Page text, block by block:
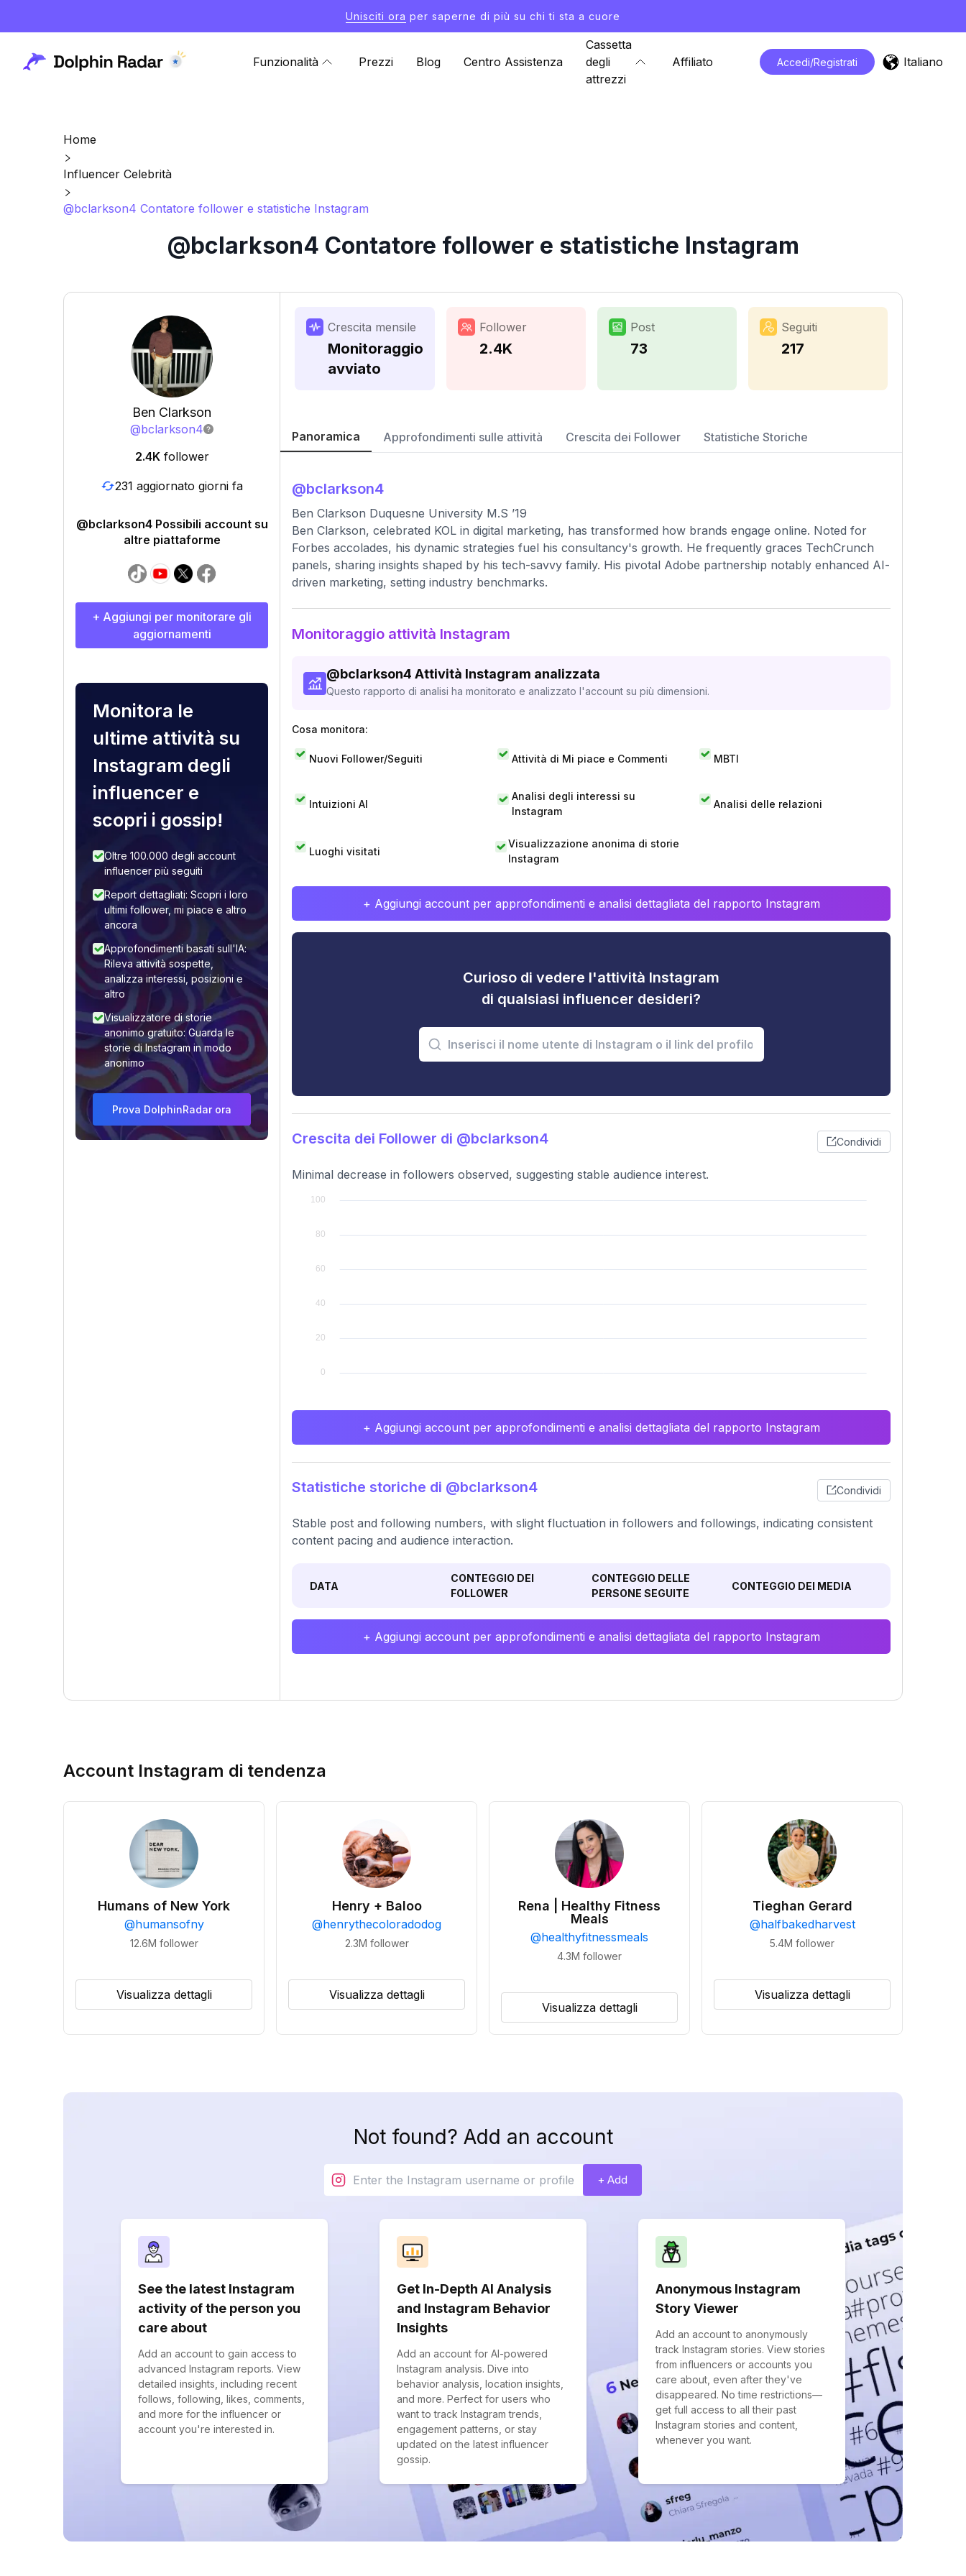
Unisciti ora per saperne di più su chi ti sta a cuore
Funzionalità Prezzi Blog Centro Assistenza
Cassetta
degli
attrezzi
Affiliato Accedi/Registrati Italiano
Home
Influencer Celebrità
@bclarkson4 Contatore follower e statistiche Instagram
@bclarkson4 Contatore follower e statistiche Instagram
Ben Clarkson
@bclarkson4
2.4K follower
231 aggiornato giorni fa
@bclarkson4 Possibili account su
altre piattaforme
+ Aggiungi per monitorare gli
aggiornamenti
Monitora le
ultime attività su
Instagram degli
influencer e
scopri i gossip!
Oltre 100.000 degli account
influencer più seguiti
Report dettagliati: Scopri i loro
ultimi follower, mi piace e altro
ancora
Approfondimenti basati sull'IA:
Rileva attività sospette,
analizza interessi, posizioni e
altro
Visualizzatore di storie
anonimo gratuito: Guarda le
storie di Instagram in modo
anonimo
Prova DolphinRadar ora
Crescita mensile
Monitoraggio
avviato
Follower
2.4K
Post
73
Seguiti
217
Panoramica Approfondimenti sulle attività Crescita dei Follower Statistiche Storiche
@bclarkson4
Ben Clarkson Duquesne University M.S ’19
Ben Clarkson, celebrated KOL in digital marketing, has transformed how brands engage online. Noted for
Forbes accolades, his dynamic strategies fuel his consultancy's growth. He frequently graces TechCrunch
panels, sharing insights shaped by his tech-savvy family. His pivotal Adobe partnership notably enhanced AI-
driven marketing, setting industry benchmarks.
Monitoraggio attività Instagram
@bclarkson4 Attività Instagram analizzata
Questo rapporto di analisi ha monitorato e analizzato l'account su più dimensioni.
Cosa monitora:
Nuovi Follower/Seguiti Attività di Mi piace e Commenti MBTI
Intuizioni AI
Analisi degli interessi su
Instagram
Analisi delle relazioni
Luoghi visitati
Visualizzazione anonima di storie
Instagram
+ Aggiungi account per approfondimenti e analisi dettagliata del rapporto Instagram
Curioso di vedere l'attività Instagram
di qualsiasi influencer desideri?
Crescita dei Follower di @bclarkson4 Condividi
Minimal decrease in followers observed, suggesting stable audience interest.
+ Aggiungi account per approfondimenti e analisi dettagliata del rapporto Instagram
Statistiche storiche di @bclarkson4 Condividi
Stable post and following numbers, with slight fluctuation in followers and followings, indicating consistent
content pacing and audience interaction.
DATA
CONTEGGIO DEI
FOLLOWER
CONTEGGIO DELLE
PERSONE SEGUITE
CONTEGGIO DEI MEDIA
+ Aggiungi account per approfondimenti e analisi dettagliata del rapporto Instagram
Account Instagram di tendenza
Humans of New York
@humansofny
12.6M follower
Visualizza dettagli
Henry + Baloo
@henrythecoloradodog
2.3M follower
Visualizza dettagli
Rena | Healthy Fitness
Meals
@healthyfitnessmeals
4.3M follower
Visualizza dettagli
Tieghan Gerard
@halfbakedharvest
5.4M follower
Visualizza dettagli
Not found? Add an account
+ Add
See the latest Instagram
activity of the person you
care about
Add an account to gain access to
advanced Instagram reports. View
detailed insights, including recent
follows, following, likes, comments,
and more for the influencer or
account you're interested in.
Get In-Depth AI Analysis
and Instagram Behavior
Insights
Add an account for AI-powered
Instagram analysis. Dive into
behavior analysis, location insights,
and more. Perfect for users who
want to track Instagram trends,
engagement patterns, or stay
updated on the latest influencer
gossip.
Anonymous Instagram
Story Viewer
Add an account to anonymously
track Instagram stories. View stories
from influencers or accounts you
care about, even after they've
disappeared. No time restrictions—
get full access to all their past
Instagram stories and content,
whenever you want.